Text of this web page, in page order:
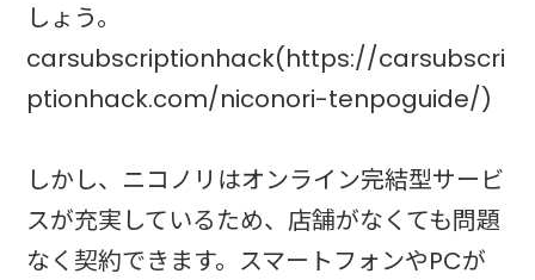
しょう。
carsubscriptionhack(https://carsubscri
ptionhack.com/niconori-tenpoguide/)
しかし、ニコノリはオンライン完結型サービ
スが充実しているため、店舗がなくても問題
なく契約できます。スマートフォンやPCが